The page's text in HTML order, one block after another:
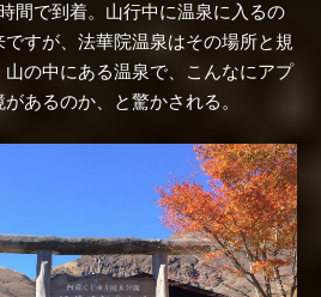
間で到着。山行中に温泉に入るの
ですが、法華院温泉はその場所と規
の中にある温泉で、こんなにアプ
あるのか、と驚かされる。